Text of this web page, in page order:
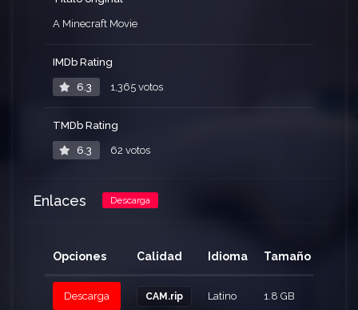
A Minecraft Movie
IMDb Rating
6.3 1,365 votos
TMDb Rating
6.3 62 votos
Enlaces Descarga
Opciones Calidad Idioma Tamaño
Descarga CAM.rip Latino 1.8 GB